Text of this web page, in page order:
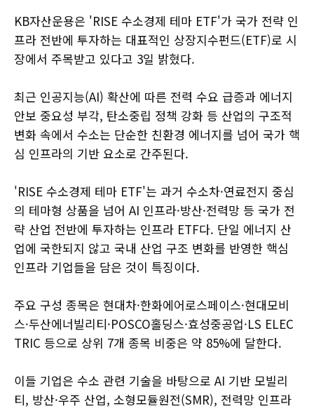
KB자산운용은 'RISE 수소경제 테마 ETF'가 국가 전략 인
프라 전반에 투자하는 대표적인 상장지수펀드(ETF)로 시
장에서 주목받고 있다고 3일 밝혔다.
최근 인공지능(AI) 확산에 따른 전력 수요 급증과 에너지
안보 중요성 부각, 탄소중립 정책 강화 등 산업의 구조적
변화 속에서 수소는 단순한 친환경 에너지를 넘어 국가 핵
심 인프라의 기반 요소로 간주된다.
'RISE 수소경제 테마 ETF'는 과거 수소차·연료전지 중심
의 테마형 상품을 넘어 AI 인프라·방산·전력망 등 국가 전
략 산업 전반에 투자하는 인프라 ETF다. 단일 에너지 산
업에 국한되지 않고 국내 산업 구조 변화를 반영한 핵심
인프라 기업들을 담은 것이 특징이다.
주요 구성 종목은 현대차·한화에어로스페이스·현대모비
스·두산에너빌리티·POSCO홀딩스·효성중공업·LS ELEC
TRIC 등으로 상위 7개 종목 비중은 약 85%에 달한다.
이들 기업은 수소 관련 기술을 바탕으로 AI 기반 모빌리
티, 방산·우주 산업, 소형모듈원전(SMR), 전력망 인프라